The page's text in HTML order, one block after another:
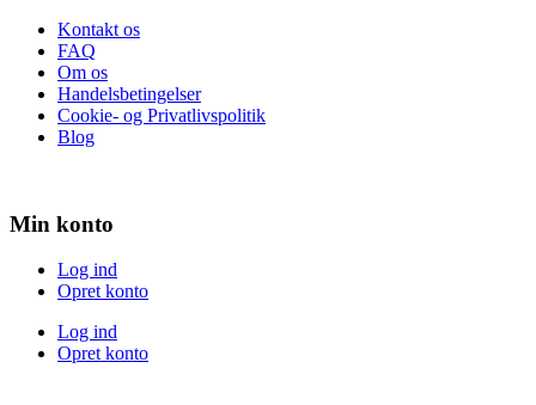
Kontakt os
FAQ
Om os
Handelsbetingelser
Cookie- og Privatlivspolitik
Blog
Min konto
Log ind
Opret konto
Log ind
Opret konto